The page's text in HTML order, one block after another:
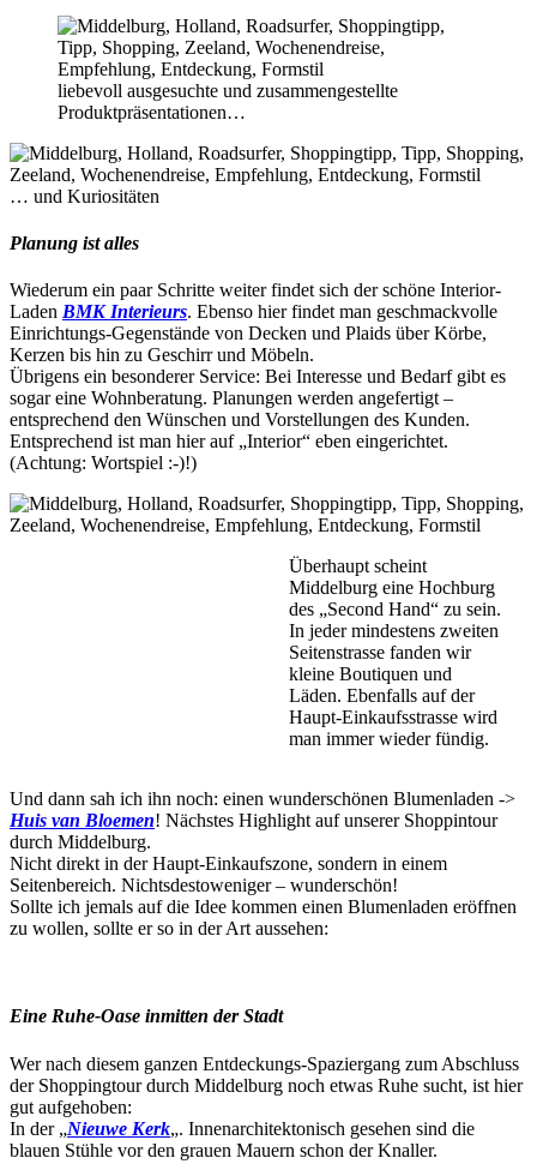
liebevoll ausgesuchte und zusammengestellte
Produktpräsentationen…
… und Kuriositäten
Planung ist alles
Wiederum ein paar Schritte weiter findet sich der schöne Interior-
Laden BMK Interieurs. Ebenso hier findet man geschmackvolle
Einrichtungs-Gegenstände von Decken und Plaids über Körbe,
Kerzen bis hin zu Geschirr und Möbeln.
Übrigens ein besonderer Service: Bei Interesse und Bedarf gibt es
sogar eine Wohnberatung. Planungen werden angefertigt –
entsprechend den Wünschen und Vorstellungen des Kunden.
Entsprechend ist man hier auf „Interior“ eben eingerichtet.
(Achtung: Wortspiel :-)!)
Überhaupt scheint
Middelburg eine Hochburg
des „Second Hand“ zu sein.
In jeder mindestens zweiten
Seitenstrasse fanden wir
kleine Boutiquen und
Läden. Ebenfalls auf der
Haupt-Einkaufsstrasse wird
man immer wieder fündig.
Und dann sah ich ihn noch: einen wunderschönen Blumenladen ->
Huis van Bloemen! Nächstes Highlight auf unserer Shoppintour
durch Middelburg.
Nicht direkt in der Haupt-Einkaufszone, sondern in einem
Seitenbereich. Nichtsdestoweniger – wunderschön!
Sollte ich jemals auf die Idee kommen einen Blumenladen eröffnen
zu wollen, sollte er so in der Art aussehen:
Eine Ruhe-Oase inmitten der Stadt
Wer nach diesem ganzen Entdeckungs-Spaziergang zum Abschluss
der Shoppingtour durch Middelburg noch etwas Ruhe sucht, ist hier
gut aufgehoben:
In der „Nieuwe Kerk„. Innenarchitektonisch gesehen sind die
blauen Stühle vor den grauen Mauern schon der Knaller.